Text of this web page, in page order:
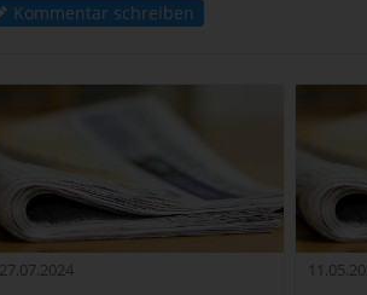
Kommentar schreiben
27.07.2024